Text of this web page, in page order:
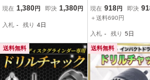
パクトレンチ用 ドリル
現在 1,380円 即決 1,380円
入札 - 残り 4日
ク 電動ドリル交換
ックアダプター
現在 918円 即決
＋送料690円
入札 - 残り 5日
送料無料 送料無料